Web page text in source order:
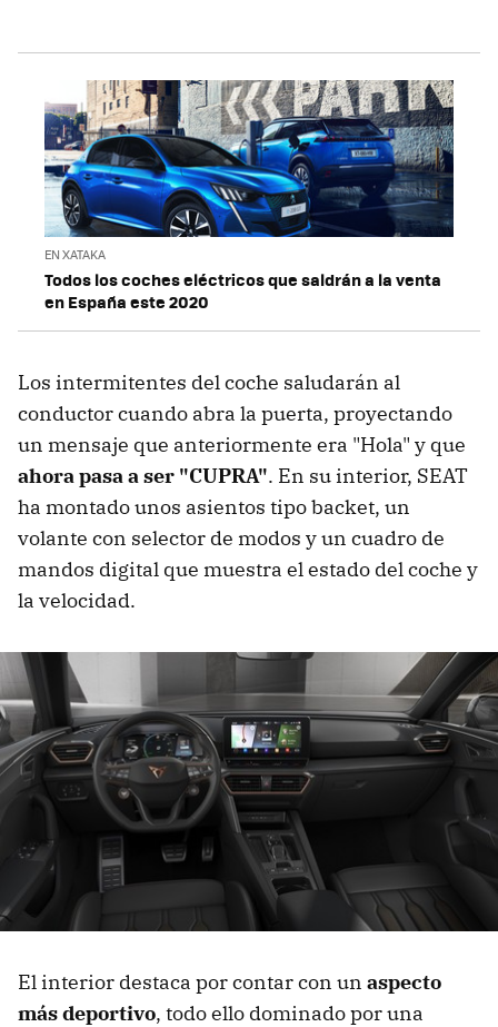
EN XATAKA
Todos los coches eléctricos que saldrán a la venta
en España este 2020
Los intermitentes del coche saludarán al
conductor cuando abra la puerta, proyectando
un mensaje que anteriormente era "Hola" y que
ahora pasa a ser "CUPRA". En su interior, SEAT
ha montado unos asientos tipo backet, un
volante con selector de modos y un cuadro de
mandos digital que muestra el estado del coche y
la velocidad.
El interior destaca por contar con un aspecto
más deportivo, todo ello dominado por una